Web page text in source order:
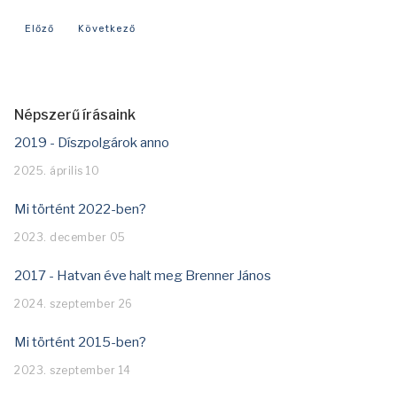
Előző cikk: Mi történt 2021-ben?
Előző Következő cikk: Mi történt 2019-ben?
Következő
Népszerű írásaink
2019 - Díszpolgárok anno
2025. április 10
Mi történt 2022-ben?
2023. december 05
2017 - Hatvan éve halt meg Brenner János
2024. szeptember 26
Mi történt 2015-ben?
2023. szeptember 14